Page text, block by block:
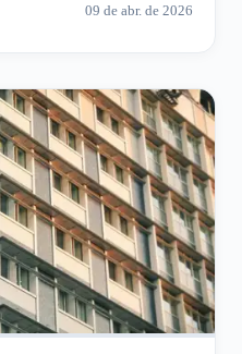
09 de abr. de 2026